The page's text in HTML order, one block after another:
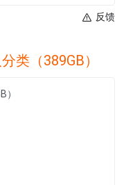
反馈
类（389GB）